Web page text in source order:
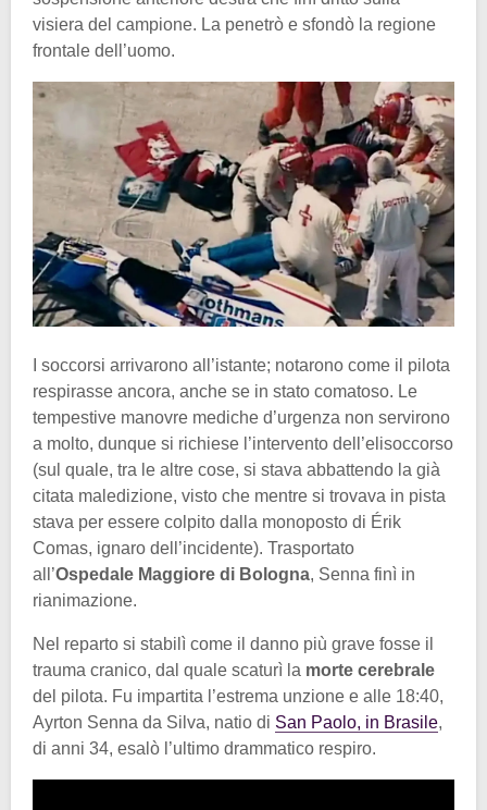
visiera del campione. La penetrò e sfondò la regione
frontale dell’uomo.
I soccorsi arrivarono all’istante; notarono come il pilota
respirasse ancora, anche se in stato comatoso. Le
tempestive manovre mediche d’urgenza non servirono
a molto, dunque si richiese l’intervento dell’elisoccorso
(sul quale, tra le altre cose, si stava abbattendo la già
citata maledizione, visto che mentre si trovava in pista
stava per essere colpito dalla monoposto di Érik
Comas, ignaro dell’incidente). Trasportato
all’Ospedale Maggiore di Bologna, Senna finì in
rianimazione.
Nel reparto si stabilì come il danno più grave fosse il
trauma cranico, dal quale scaturì la morte cerebrale
del pilota. Fu impartita l’estrema unzione e alle 18:40,
Ayrton Senna da Silva, natio di San Paolo, in Brasile,
di anni 34, esalò l’ultimo drammatico respiro.